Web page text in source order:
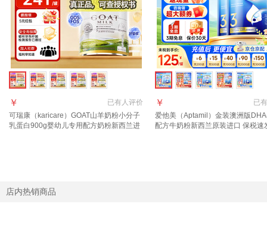
已有人评价
￥
可瑞康（karicare）GOAT山羊奶粉小分子
乳蛋白900g婴幼儿专用配方奶粉新西兰进
已有
￥
爱他美（Aptamil）金装澳洲版
配方牛奶粉新西兰原装进口 保税速
店内热销商品